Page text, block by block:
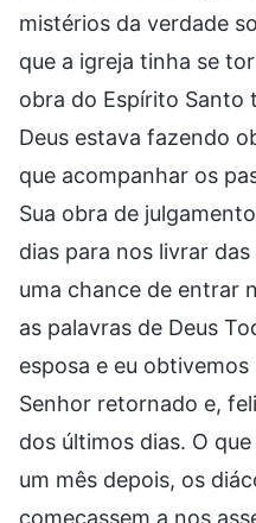
mistérios da verdade
que a igreja tinha se
obra do Espírito Santo
Deus estava fazendo
que acompanhar os
Sua obra de
dias para nos livrar
uma chance de entrar
as palavras de Deus
esposa e eu
Senhor retornado e,
dos últimos dias. O
um mês depois, os
começassem a nos